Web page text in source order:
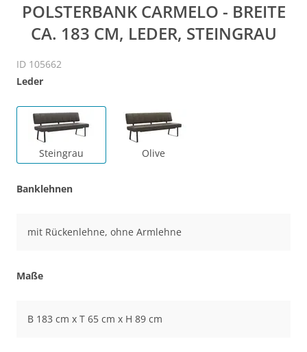
POLSTERBANK CARMELO - BREITE
CA. 183 CM, LEDER, STEINGRAU
ID 105662
Leder
Steingrau Olive
Banklehnen
mit Rückenlehne, ohne Armlehne
Maße
B 183 cm x T 65 cm x H 89 cm